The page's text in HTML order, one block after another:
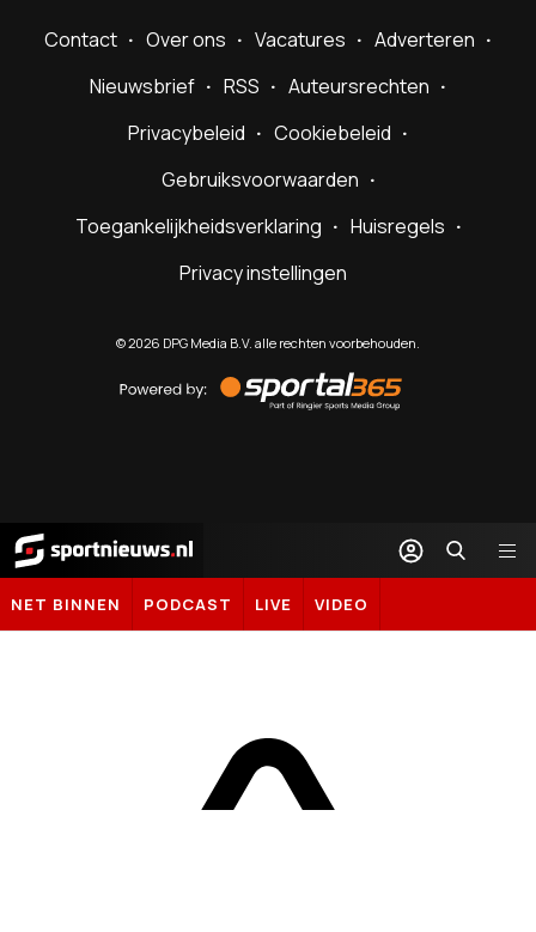
Contact Over ons Vacatures
Adverteren
Nieuwsbrief
RSS
Auteursrechten
Privacybeleid
Cookiebeleid
Gebruiksvoorwaarden
Toegankelijkheidsverklaring
Huisregels
Privacy instellingen
©2026 DPG Media B.V. alle rechten voorbehouden.
by
Sportal365
Sportnieuws.nl
NET BINNEN PODCAST LIVE VIDEO